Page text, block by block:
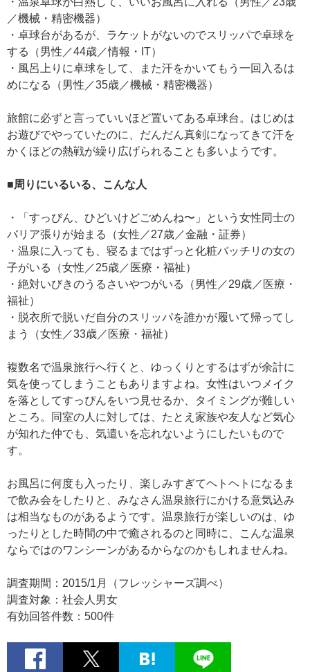
／機械・精密機器）
・卓球台があるが、ラケットがないのでスリッパで卓球を
する（男性／44歳／情報・IT）
・風呂上りに卓球をして、また汗をかいてもう一回入るは
めになる（男性／35歳／機械・精密機器）
旅館に必ずと言っていいほど置いてある卓球台。はじめは
お遊びでやっていたのに、だんだん真剣になってきて汗を
かくほどの熱戦が繰り広げられることも多いようです。
■周りにいるいる、こんな人
・「すっぴん、ひどいけどごめんね〜」という女性同士の
バリア張りが始まる（女性／27歳／金融・証券）
・温泉に入っても、寝るまではずっと化粧バッチリの女の
子がいる（女性／25歳／医療・福祉）
・絶対いびきのうるさいやつがいる（男性／29歳／医療・
福祉）
・脱衣所で脱いだ自分のスリッパを誰かが履いて帰ってし
まう（女性／33歳／医療・福祉）
複数名で温泉旅行へ行くと、ゆっくりとするはずが余計に
気を使ってしまうこともありますよね。女性はいつメイク
を落としてすっぴんをいつ見せるか、タイミングが難しい
ところ。同室の人に対しては、たとえ家族や友人など気心
が知れた仲でも、気遣いを忘れないようにしたいもので
す。
お風呂に何度も入ったり、楽しみすぎてヘトヘトになるま
で飲み会をしたりと、みなさん温泉旅行にかける意気込み
は相当なものがあるようです。温泉旅行が楽しいのは、ゆ
ったりとした時間の中で癒されるのと同時に、こんな温泉
ならではのワンシーンがあるからなのかもしれませんね。
調査期間：2015/1月（フレッシャーズ調べ）
調査対象：社会人男女
有効回答件数：500件